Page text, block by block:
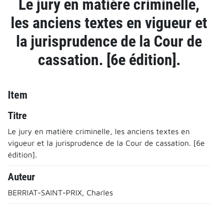
Le jury en matière criminelle,
les anciens textes en vigueur et
la jurisprudence de la Cour de
cassation. [6e édition].
Item
Titre
Le jury en matière criminelle, les anciens textes en
vigueur et la jurisprudence de la Cour de cassation. [6e
édition].
Auteur
BERRIAT-SAINT-PRIX, Charles